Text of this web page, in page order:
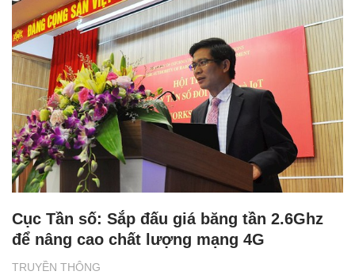
TRUYỀN THÔNG
Cục Tần số: Sắp đấu giá băng tần 2.6Ghz
để nâng cao chất lượng mạng 4G